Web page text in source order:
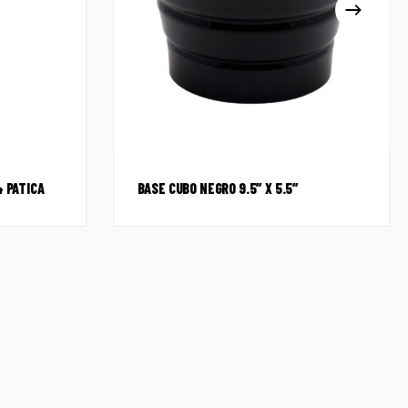
PATICA BASE CUBO NEGRO 9.5″ X 5.5″